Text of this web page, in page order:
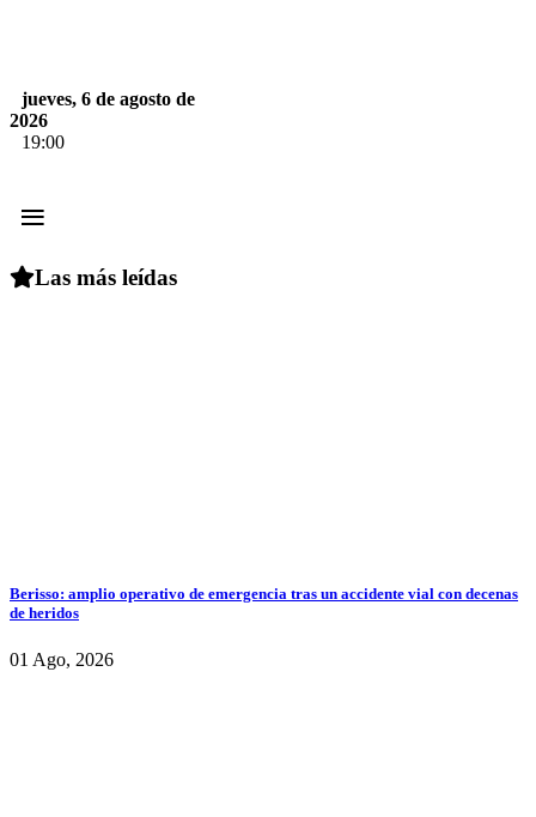
jueves, 6 de agosto de
2026
19:00
≡
Las más leídas
Berisso: amplio operativo de emergencia tras un accidente vial con decenas
de heridos
01 Ago, 2026